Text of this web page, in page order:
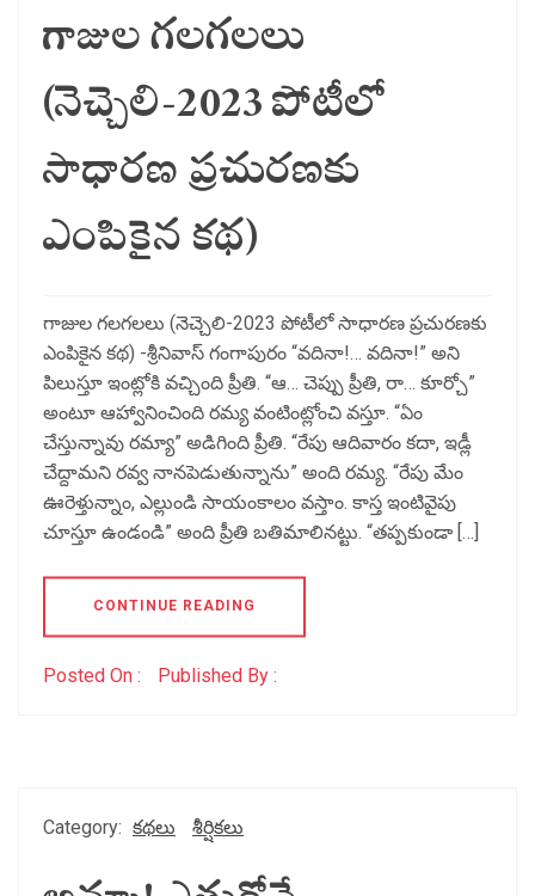
గాజుల గలగలలు
(నెచ్చెలి-2023 పోటీలో
సాధారణ ప్రచురణకు
ఎంపికైన కథ)
గాజుల గలగలలు (నెచ్చెలి-2023 పోటీలో సాధారణ ప్రచురణకు
ఎంపికైన కథ) -శ్రీనివాస్ గంగాపురం “వదినా!… వదినా!” అని
పిలుస్తూ ఇంట్లోకి వచ్చింది ప్రీతి. “ఆ… చెప్పు ప్రీతి, రా… కూర్చో”
అంటూ ఆహ్వానించింది రమ్య వంటింట్లోంచి వస్తూ. “ఏం
చేస్తున్నావు రమ్యా” అడిగింది ప్రీతి. “రేపు ఆదివారం కదా, ఇడ్లీ
చేద్దామని రవ్వ నానపెడుతున్నాను” అంది రమ్య. “రేపు మేం
ఊరెళ్తున్నాం, ఎల్లుండి సాయంకాలం వస్తాం. కాస్త ఇంటివైపు
చూస్తూ ఉండండి” అంది ప్రీతి బతిమాలినట్టు. “తప్పకుండా […]
CONTINUE READING
Posted On : Published By :
Category: కథలు శీర్షికలు